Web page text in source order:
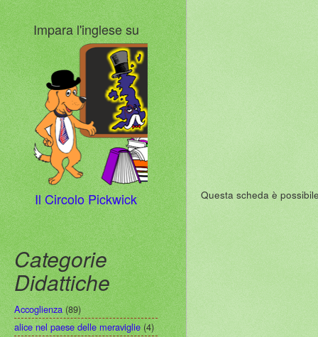
Questa scheda è
Impara l'inglese su
Il Circolo Pickwick
Categorie
Didattiche
Accoglienza (89)
alice nel paese delle meraviglie (4)